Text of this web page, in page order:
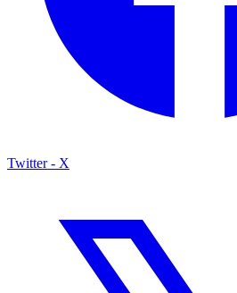
Twitter - X